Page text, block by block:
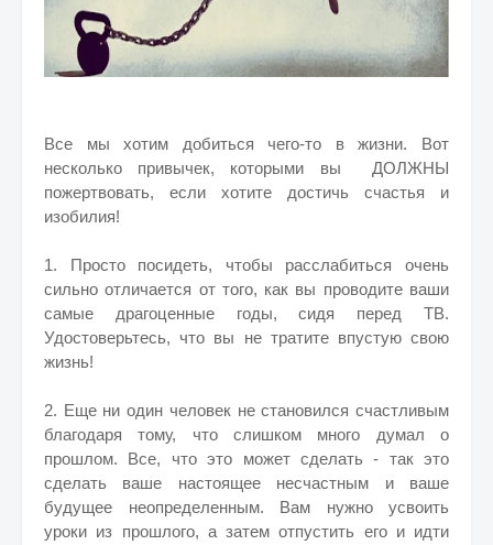
Все мы хотим добиться чего-то в жизни. Вот
несколько привычек, которыми вы ДОЛЖНЫ
пожертвовать, если хотите достичь счастья и
изобилия!
1. Просто посидеть, чтобы расслабиться очень
сильно отличается от того, как вы проводите ваши
самые драгоценные годы, сидя перед ТВ.
Удостоверьтесь, что вы не тратите впустую свою
жизнь!
2. Еще ни один человек не становился счастливым
благодаря тому, что слишком много думал о
прошлом. Все, что это может сделать - так это
сделать ваше настоящее несчастным и ваше
будущее неопределенным. Вам нужно усвоить
уроки из прошлого, а затем отпустить его и идти